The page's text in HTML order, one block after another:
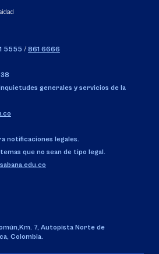
5555 / 861 6666
generales y servicios de la
notificaciones legales.
que no sean de tipo legal.
Km. 7, Autopista Norte de
Colombia.